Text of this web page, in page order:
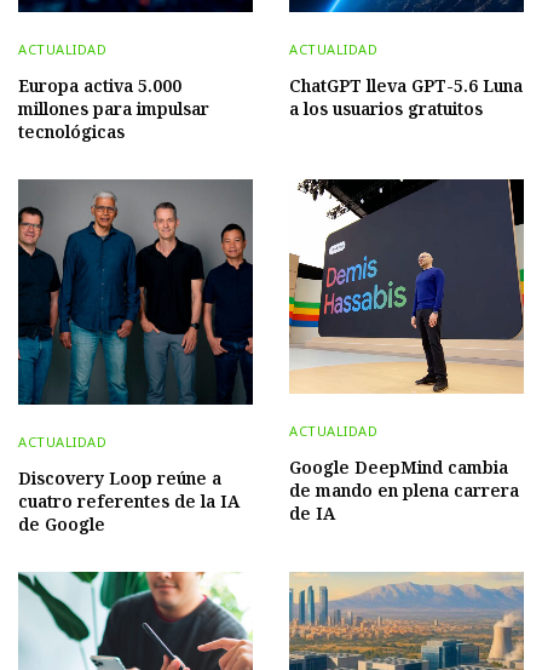
ACTUALIDAD
Europa activa 5.000
millones para impulsar
tecnológicas
ACTUALIDAD
ChatGPT lleva GPT-5.6 Luna
a los usuarios gratuitos
ACTUALIDAD
Discovery Loop reúne a
cuatro referentes de la IA
de Google
ACTUALIDAD
Google DeepMind cambia
de mando en plena carrera
de IA